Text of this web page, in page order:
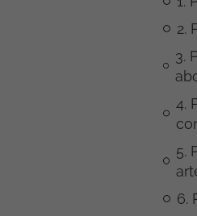
2.
3.
4.
5.
6.